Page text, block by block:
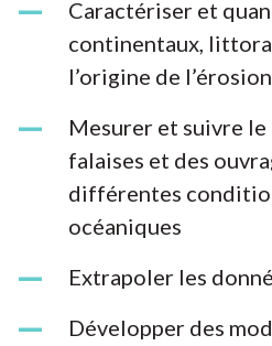
Caractériser et
continentaux,
l’origine de l’érosion
Mesurer et suivre
falaises et des
différentes
océaniques
Extrapoler les
Développer des